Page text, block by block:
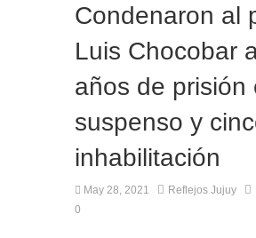
Condenaron al
Luis Chocobar
años de prisión
suspenso y
inhabilitación
May 28, 2021 Reflejos Jujuy
0